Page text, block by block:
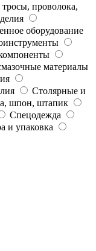
проволока,
оборудование
материалы
Столярные и
шпон, штапик
Спецодежда
и упаковка